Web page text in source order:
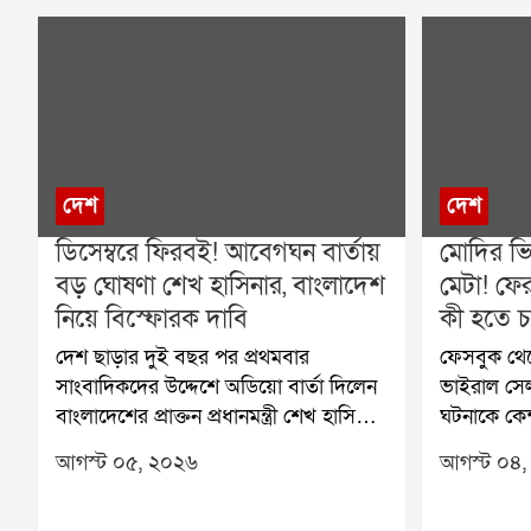
দেশ
ডিসেম্বরে ফিরবই! আবেগঘন বার্তায়
বড় ঘোষণা শেখ হাসিনার, বাংলাদেশ
নিয়ে বিস্ফোরক দাবি
দেশ ছাড়ার দুই বছর পর প্রথমবার
সাংবাদিকদের উদ্দেশে অডিয়ো বার্তা দিলেন
বাংলাদেশের প্রাক্তন প্রধানমন্ত্রী শেখ হাসিনা।
তিনি স্পষ্ট জানিয়ে দিলেন, ডিসেম্বরে
বাংলাদেশে ফেরার সিদ্ধান্ত নিয়েছেন। তবে
আগস্ট ০৫, ২০২৬
দেশ
মোদির
মেটা!
কী হতে
ফেসবুক
ভাইরাল
ঘটনাকে
হয়েছে।
আগস্ট